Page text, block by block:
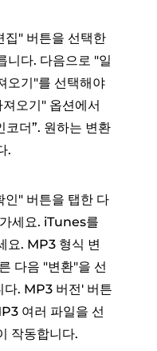
집" 버튼을 선택한
니다. 다음으로 "일
오기"를 선택해야
오기" 옵션에서
더”. 원하는 변환
.
인" 버튼을 탭한 다
세요. iTunes를
요. MP3 형식 변
다음 "변환"을 선
다. MP3 버전' 버튼
여러 파일을 선
작동합니다.